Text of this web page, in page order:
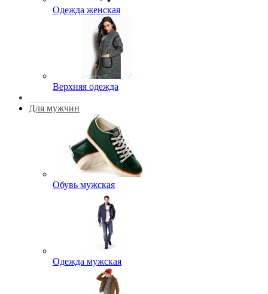
Одежда женская
Верхняя одежда
Для мужчин
Обувь мужская
Одежда мужская